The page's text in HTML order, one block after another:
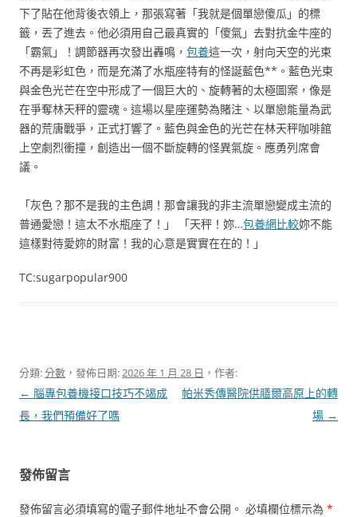
下了貼在他背後衣領上，那張寫著「我就是個單戀傻瓜」的標
籤，丟了進去。他必須用自己最真實的「傻氣」去對抗金牛座的
「霸氣」！調節器再次發出轟鳴， 包養這一次，射向天空的光束
不再是彩虹色，而是充滿了水瓶座特有的怪誕藍色**。藍色光束
與金色光芒在空中形成了一個巨大的、旋轉著的太極圖案，像是
在爭奪林天秤的靈魂。這場以星座運勢為賭注、以單戀能量為武
器的荒唐戰爭，正式打響了。藍色與金色的光芒在林天秤咖啡館
上空劇烈衝撞，創造出一個不斷旋轉的怪異氣旋。應勇列席會
議。
「灰色？那不是我的主色調！那會讓我的非主流單戀變成主流的
普通愛戀！這太不水瓶座了！」 「天秤！妳…包養網比較妳不能
這樣對待愛妳的財富！我的心意是實實在在的！」
TC:sugarpopular900
分類:分數 ，發佈日期:2026 年 1 月 28 日 ，作者:
文
章
← 腦專包養機接口技巧不竭成
長，我們預備好了嗎
帕米秀傳醫院供膳爾高原上的轉
場 →
發佈留言
發佈留言必須填寫的電子郵件地址不會公開。 必填欄位標示為 *